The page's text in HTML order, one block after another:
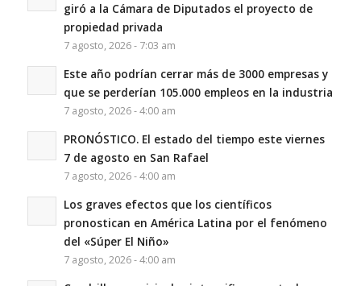
giró a la Cámara de Diputados el proyecto de
propiedad privada
7 agosto, 2026 - 7:03 am
Este año podrían cerrar más de 3000 empresas y
que se perderían 105.000 empleos en la industria
7 agosto, 2026 - 4:00 am
PRONÓSTICO. El estado del tiempo este viernes
7 de agosto en San Rafael
7 agosto, 2026 - 4:00 am
Los graves efectos que los científicos
pronostican en América Latina por el fenómeno
del «Súper El Niño»
7 agosto, 2026 - 4:00 am